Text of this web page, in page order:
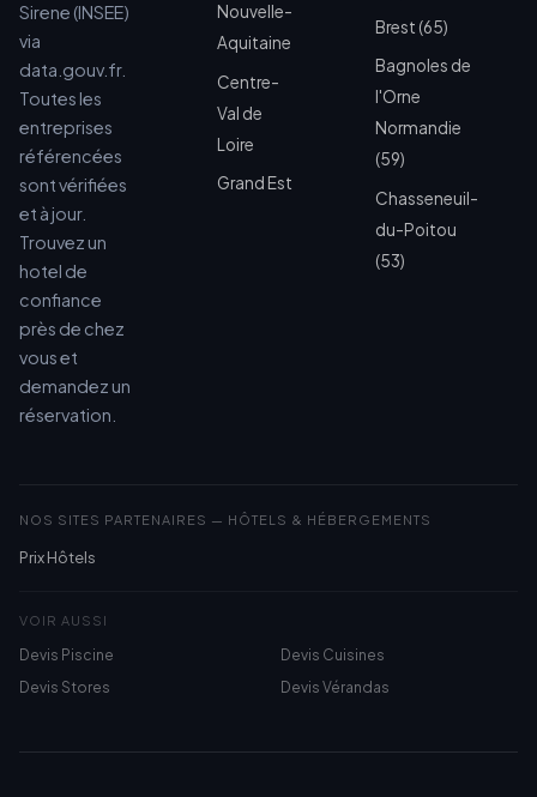
Sirene (INSEE)
via
data.gouv.fr.
Toutes les
entreprises
référencées
sont vérifiées
et à jour.
Trouvez un
hotel de
confiance
près de chez
vous et
demandez un
réservation.
Nouvelle-
Aquitaine
Centre-
Val de
Loire
Grand Est
Brest (65)
Bagnoles de
l'Orne
Normandie
(59)
Chasseneuil-
du-Poitou
(53)
NOS SITES PARTENAIRES — HÔTELS & HÉBERGEMENTS
Prix Hôtels
VOIR AUSSI
Devis Piscine
Devis Cuisines
Devis Stores
Devis Vérandas